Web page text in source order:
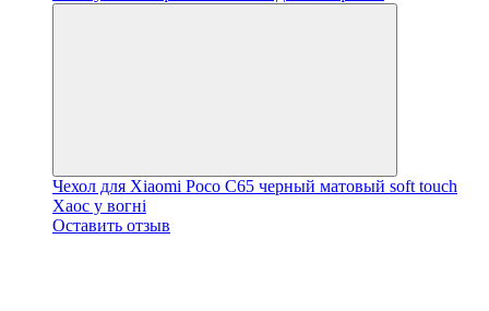
Чехол для Xiaomi Poco C65 черный матовый soft touch
Хаос у вогні
Оставить отзыв